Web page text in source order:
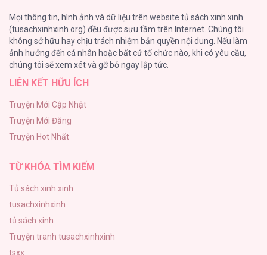
Kết Cục Của Nhân Vật Phản Diện Chỉ Có Thể
Là Cái Chết [...] – Chap 195
191
Làm vị cứu tinh thật dễ dàng
186
Thiên Đường Táo Xanh
(END) Merry Marbling
150
Mọi thông tin, hình ảnh và dữ liệu trên website tủ sách xinh xinh
(tusachxinhxinh.org) đều được sưu tầm trên Internet. Chúng tôi
không sở hữu hay chịu trách nhiệm bản quyền nội dung. Nếu làm
ảnh hưởng đến cá nhân hoặc bất cứ tổ chức nào, khi có yêu cầu,
chúng tôi sẽ xem xét và gỡ bỏ ngay lập tức.
LIÊN KẾT HỮU ÍCH
Truyện Mới Cập Nhật
Truyện Mới Đăng
Truyện Hot Nhất
TỪ KHÓA TÌM KIẾM
Tủ sách xinh xinh
tusachxinhxinh
tủ sách xinh
Truyện tranh tusachxinhxinh
tsxx